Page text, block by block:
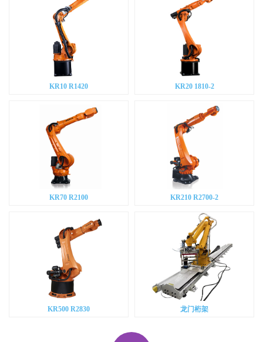
KR10 R1420 KR20 1810-2
KR70 R2100 KR210 R2700-2
KR500 R2830 龙门桁架